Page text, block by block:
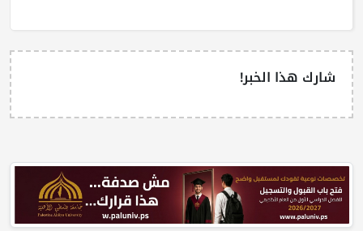
شارك هذا الخبر!